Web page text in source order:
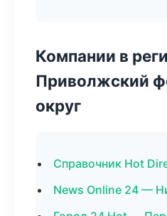
Компании в
Приволжский
округ
Справочник Hot
News Online 24 —